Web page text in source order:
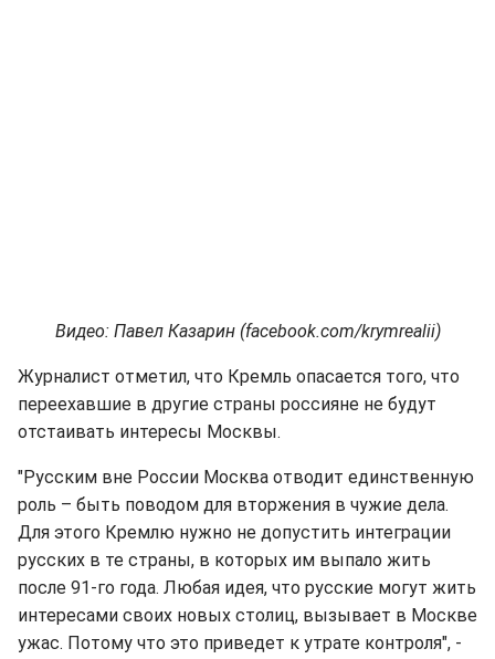
Видео: Павел Казарин (facebook.com/krymrealii)
Журналист отметил, что Кремль опасается того, что
переехавшие в другие страны россияне не будут
отстаивать интересы Москвы.
"Русским вне России Москва отводит единственную
роль – быть поводом для вторжения в чужие дела.
Для этого Кремлю нужно не допустить интеграции
русских в те страны, в которых им выпало жить
после 91-го года. Любая идея, что русские могут жить
интересами своих новых столиц, вызывает в Москве
ужас. Потому что это приведет к утрате контроля", -